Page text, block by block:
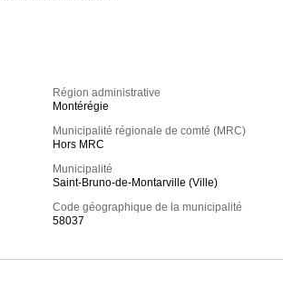
Région administrative
Montérégie
Municipalité régionale de comté (MRC)
Hors MRC
Municipalité
Saint-Bruno-de-Montarville (Ville)
Code géographique de la municipalité
58037